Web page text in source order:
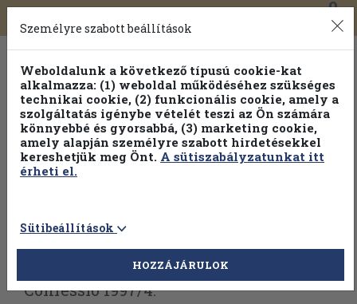
Toggle
navigation
0
Vissza az előző oldalra Válasszon példányt
Confessio 1997/4.
Személyre szabott beállítások
Weboldalunk a következő típusú cookie-kat
alkalmazza: (1) weboldal működéséhez szükséges
technikai cookie, (2) funkcionális cookie, amely a
szolgáltatás igénybe vételét teszi az Ön számára
könnyebbé és gyorsabbá, (3) marketing cookie,
amely alapján személyre szabott hirdetésekkel
kereshetjük meg Önt. A sütiszabályzatunkat itt
érheti el.
Sütibeállítások
HOZZÁJÁRULOK